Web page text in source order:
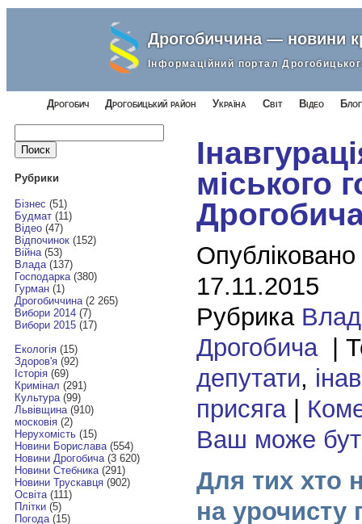
Дрогобиччина — новини
Інформаційний портал
Дрогобич Дрогобицький район Україна Світ Відео
Найти:
Рубрики
Бізнес (51)
Будмат(11)
Відео(47)
Відпочинок(152)
Війна(53)
Влада(137)
Господарка(380)
Гурман(1)
Дрогобиччина(2 265)
Вибори 2014(7)
Вибори 2015(17)
Екологія(15)
Здоров'я(92)
Історія(69)
Кримінал (291)
Культура(99)
Львівщина(910)
московія(2)
Нерухомість(15)
Новини Борислава(554)
Новини Дрогобича(3 620)
Новини Стебника(291)
Новини Трускавця(902)
Освіта(111)
Плітки(5)
Погода(15)
міського
17.11.2015
Рубрика
Дрогобича|
депутати,
присяга|
Ваш може
Для тих хто
на урочисту